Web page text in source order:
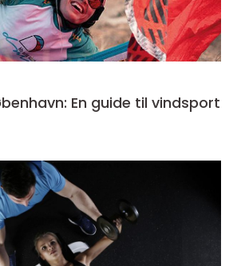
En guide til vindsport